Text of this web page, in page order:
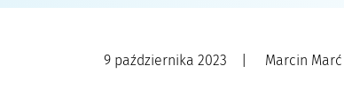
9 października 2023 Marcin Marć